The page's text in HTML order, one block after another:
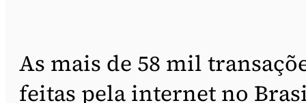
As mais de 58 mil
feitas pela internet no